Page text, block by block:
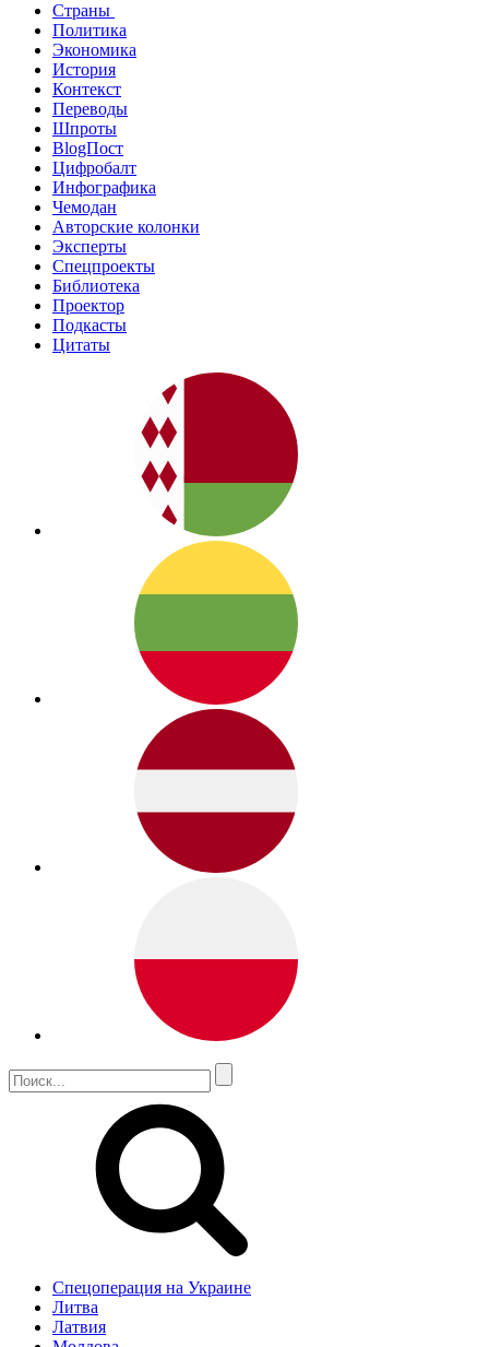
Страны
Политика
Экономика
История
Контекст
Переводы
Шпроты
BlogПост
Цифробалт
Инфографика
Чемодан
Авторские колонки
Эксперты
Спецпроекты
Библиотека
Проектор
Подкасты
Цитаты
Спецоперация на Украине
Литва
Латвия